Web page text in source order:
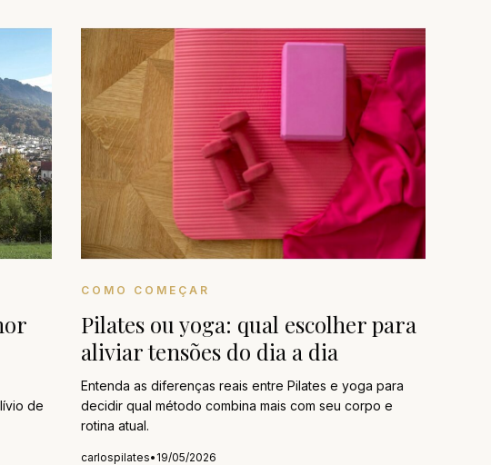
de
COMO COMEÇAR
Pilates ou yoga: qual escolher para
aliviar tensões do dia a dia
Entenda as diferenças reais entre Pilates e yoga para
decidir qual método combina mais com seu corpo e
rotina atual.
carlospilates• 19/05/2026